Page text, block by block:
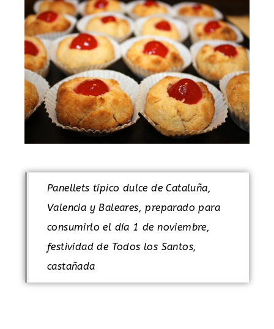
Panellets típico dulce de Cataluña,
Valencia y Baleares, preparado para
consumirlo el día 1 de noviembre,
festividad de Todos los Santos,
castañada